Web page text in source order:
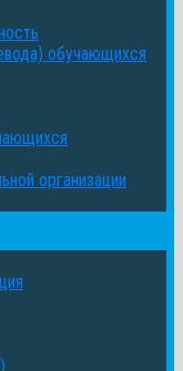
обучающихся
организации